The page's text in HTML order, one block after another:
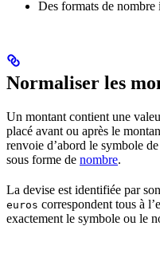
Des formats de
Normaliser les
Un montant contient une
placé avant ou après le
renvoie d’abord le symbole
sous forme de nombre.
La devise est identifiée par
euros correspondent tous à
exactement le symbole ou le